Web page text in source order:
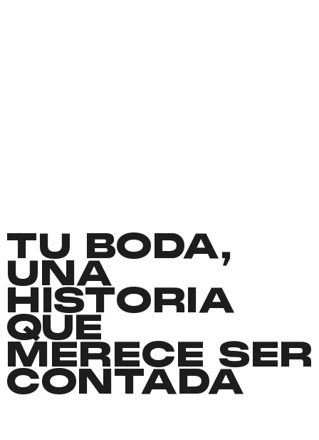
TU BODA,
UNA
HISTORIA
QUE
MERECE SER
CONTADA